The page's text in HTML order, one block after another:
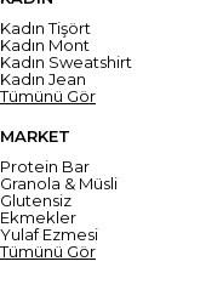
Kadın Tişört
Kadın Mont
Kadın Sweatshirt
Kadın Jean
Tümünü Gör
MARKET
Protein Bar
Granola & Müsli
Glutensiz
Ekmekler
Yulaf Ezmesi
Tümünü Gör